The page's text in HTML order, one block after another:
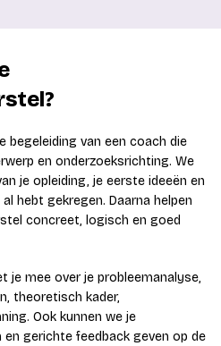
begeleiding van een coach die
en onderzoeksrichting. We
je opleiding, je eerste ideeën en
hebt gekregen. Daarna helpen
concreet, logisch en goed
je mee over je probleemanalyse,
theoretisch kader,
Ook kunnen we je
gerichte feedback geven op de